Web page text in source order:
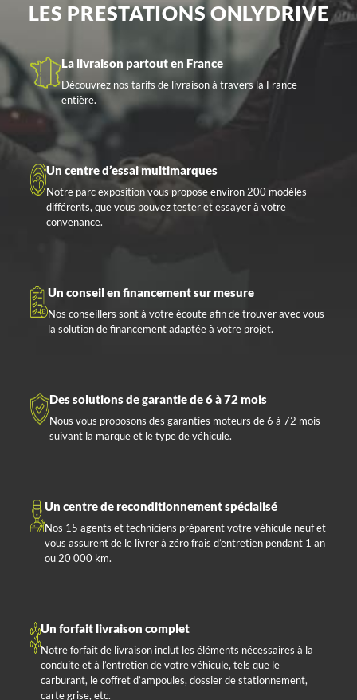
LES PRESTATIONS ONLYDRIVE
La livraison partout en France
Découvrez nos tarifs de livraison à travers la France
entière.
Un centre d’essai multimarques
Notre parc exposition vous propose environ 200 modèles
différents, que vous pouvez tester et essayer à votre
convenance.
Un conseil en financement sur mesure
Nos conseillers sont à votre écoute afin de trouver avec vous
la solution de financement adaptée à votre projet.
Des solutions de garantie de 6 à 72 mois
Nous vous proposons des garanties moteurs de 6 à 72 mois
suivant la marque et le type de véhicule.
Un centre de reconditionnement spécialisé
Nos 15 agents et techniciens préparent votre véhicule neuf et
vous assurent de le livrer à zéro frais d’entretien pendant 1 an
ou 20 000 km.
Un forfait livraison complet
Notre forfait de livraison inclut les éléments nécessaires à la
conduite et à l’entretien de votre véhicule, tels que le
carburant, le coffret d’ampoules, dossier de stationnement,
carte grise, etc.